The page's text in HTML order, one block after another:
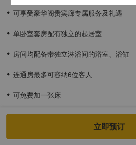
可享受豪华阁贵宾廊专属服务及礼遇
单卧室套房配有独立的起居室
房间均配备带独立淋浴间的浴室、浴缸
连通房最多可容纳6位客人
可免费加一张床
禁烟房
立即预订